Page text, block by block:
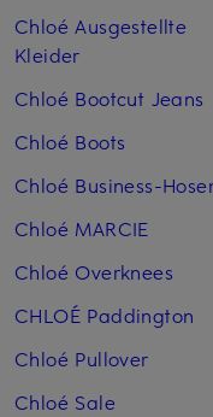
Chloé Ausgestellte
Kleider
Chloé Bootcut Jeans
Chloé Boots
Chloé Business-
Chloé MARCIE
Chloé Overknees
CHLOÉ Paddington
Chloé Pullover
Chloé Sale